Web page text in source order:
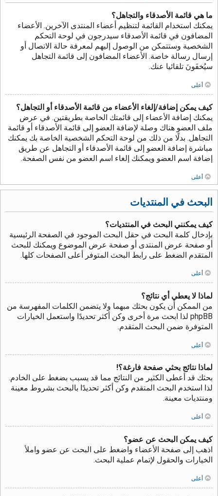
ما هي قائمة الأصدقاء والتجاهل؟
يمكنك استخدام القائمة لتنظيم أعضاء المنتدى الآخرين. الأعضاء
المضافون في قائمة الأصدقاء سيدرجون في لوحة التحكم
الشخصية وستتمكن من الوصول إليهم لمعرفة حالة الاتصال أو
إرسال رسالة خاصة. الأعضاء المضافون إلى قائمة التجاهل
سيُخفَونَ تلقائيا عنك.
أعلى
كيف يمكن إضافة/إلغاء الأعضاء من قائمة الأصدقاء أو التجاهل؟
يمكنك إضافة الأعضاء إلى قائمتك الخاصة بطريقتين. في عرض
ملف العضو هناك وصلة لإضافة العضو إلى قائمة الأصدقاء أو قائمة
التجاهل. بدلًا من ذلك من لوحة التحكم الشخصية الخاصة بك يمكنك
مباشرة إضافة العضو إلى قائمة الأصدقاء أو التجاهل عن طريق
إضافة اسم العضو ويمكنك إلغاء اسم العضو من نفس الصفحة.
أعلى
البحث في المنتديات
كيف يمكنني البحث في المنتديات؟
بإدخال كلمة البحث في حقل البحث الموجود في الصفحة الرئيسية
أو صفحة عرض المنتدى أو صفحة عرض الموضوع ويمكنك للبحث
المتقدم الضغط على رابط البحث المتوفر أعلى الصفحات كلها.
أعلى
لماذا لا يعطي أي نتائج؟
من الممكن أن يكون بحثك مبهما ولا يتضمن الكلمات المفهرسة من
phpBB لذا ابحث مرة أخرى وكن أكثر تحديدًا واستعمل الخيارات
المتوفرة ضمن البحث المتقدم.
أعلى
لماذا نتائج بحثي صفحة فارغة؟!
بحثك قد أعطى الكثير من النتائج مما قد يسبب بضغط على الخادم.
لذا استخدم البحث المتقدم وكن أكثر تحديدًا بالبحث بشروط معينة
ومنتديات معينة.
أعلى
كيف يمكن البحث عن عضو؟
اذهب إلى صفحة الأعضاء واضغط على البحث عن عضو واملأ
الخيارات والحقول لإتمام عملية البحث.
أعلى